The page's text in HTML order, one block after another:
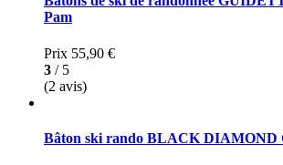
Pam
Prix 55,90 €
3 / 5
(2 avis)
Bâton ski rando BLACK DIAMOND